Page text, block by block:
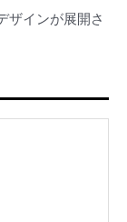
ザインが展開さ